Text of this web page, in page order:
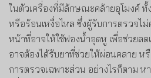
ในตัวเครื่องที่มีลักษณะคล้ายอุโมงค์ ทั้
หรือร้อนเหงื่อไหล ซึ่งผู้รับการตรวจไม่
หน้าที่อาจให้ใช้ฟองน้ำอุดหู เพื่อช่วยล
อาจต้องได้รับยาที่ช่วยให้ผ่อนคลาย ห
การตรวจเฉพาะส่วน อย่างไรก็ตาม ห